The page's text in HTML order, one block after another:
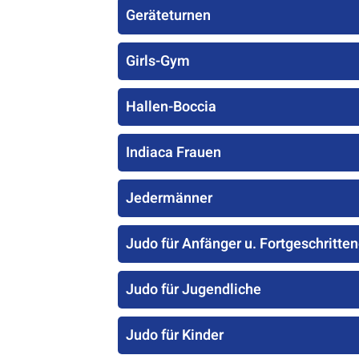
Geräteturnen
Girls-Gym
Hallen-Boccia
Indiaca Frauen
Jedermänner
Judo für Anfänger u.
Judo für Jugendliche
Judo für Kinder